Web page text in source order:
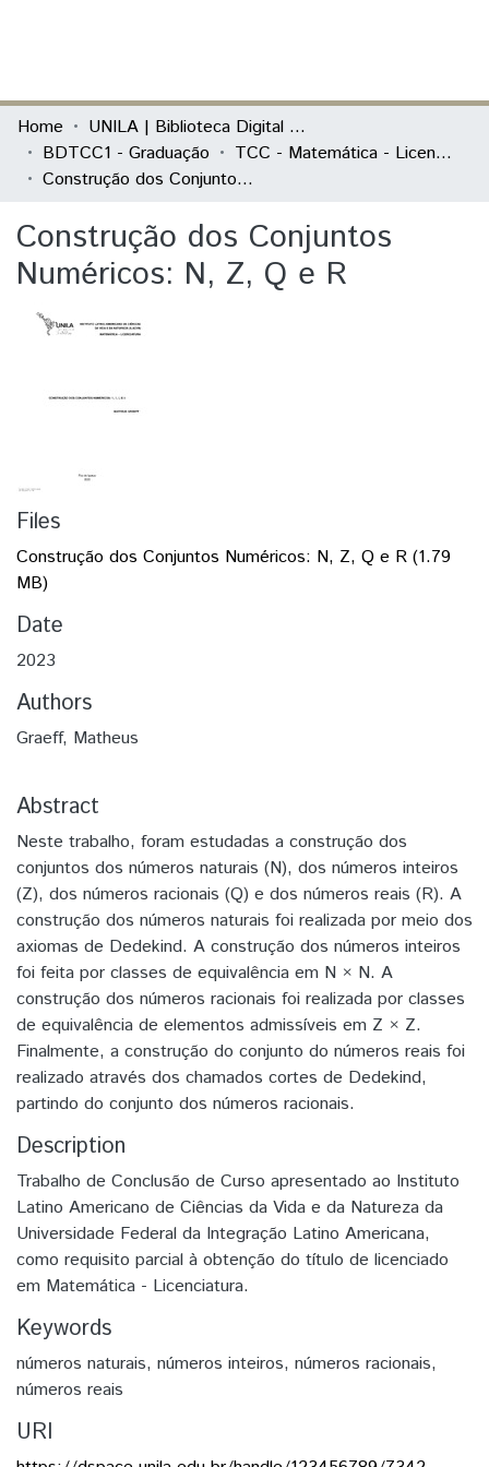
Communities & Collections
All of DSpace
Home
UNILA | Biblioteca Digital de Trabalhos de Conclusão de Curso
BDTCC1 - Graduação
TCC - Matemática - Licenciatura
Construção dos Conjuntos Numéricos: N, Z, Q e R
Construção dos Conjuntos
Numéricos: N, Z, Q e R
Files
Construção dos Conjuntos Numéricos: N, Z, Q e R (1.79
MB)
Date
2023
Authors
Graeff, Matheus
Abstract
Neste trabalho, foram estudadas a construção dos
conjuntos dos números naturais (N), dos números inteiros
(Z), dos números racionais (Q) e dos números reais (R). A
construção dos números naturais foi realizada por meio dos
axiomas de Dedekind. A construção dos números inteiros
foi feita por classes de equivalência em N × N. A
construção dos números racionais foi realizada por classes
de equivalência de elementos admissíveis em Z × Z.
Finalmente, a construção do conjunto do números reais foi
realizado através dos chamados cortes de Dedekind,
partindo do conjunto dos números racionais.
Description
Trabalho de Conclusão de Curso apresentado ao Instituto
Latino Americano de Ciências da Vida e da Natureza da
Universidade Federal da Integração Latino Americana,
como requisito parcial à obtenção do título de licenciado
em Matemática - Licenciatura.
Keywords
números naturais, números inteiros, números racionais,
números reais
URI